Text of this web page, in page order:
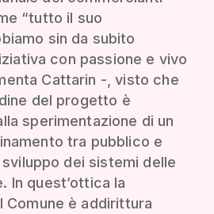
“tutto il suo
sin da subito
con passione e vivo
Cattarin -, visto che
del progetto è
sperimentazione di un
tra pubblico e
dei sistemi delle
In quest’ottica la
Comune è addirittura